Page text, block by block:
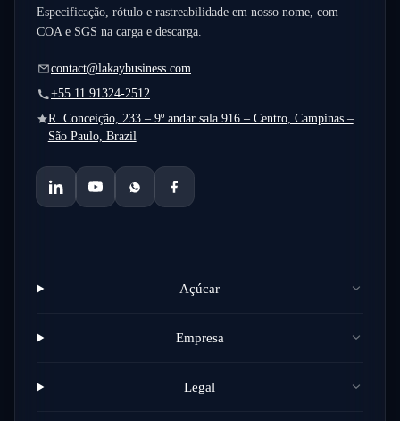
Especificação, rótulo e rastreabilidade em nosso nome, com
COA e SGS na carga e descarga.
contact@lakaybusiness.com
+55 11 91324-2512
R. Conceição, 233 – 9º andar sala 916 – Centro, Campinas –
São Paulo, Brazil
Açúcar
Empresa
Legal